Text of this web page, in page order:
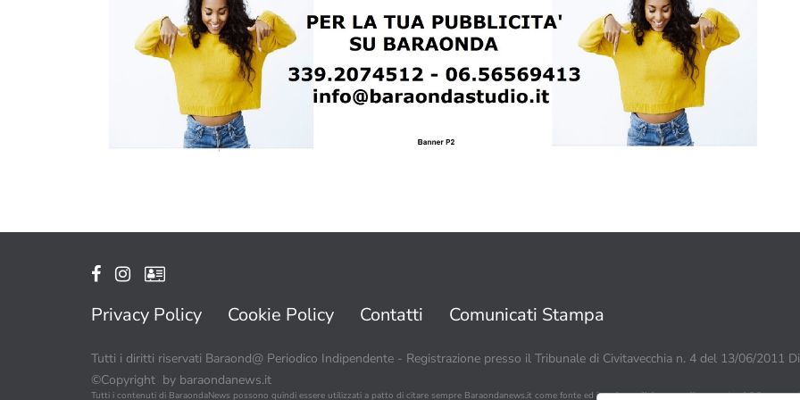
Privacy Policy Cookie Policy Contatti Comunicati Stampa
Tutti i diritti riservati Baraond@ Periodico Indipendente - Registrazione presso il Tribunale di Civitavecchia n. 4 del 13/06/2011
©Copyright by baraondanews.it
Tutti i contenuti di BaraondaNews possono quindi essere utilizzati a patto di citare sempre Baraondanews.it come fonte ed inserire un link o un collegamento visibile a